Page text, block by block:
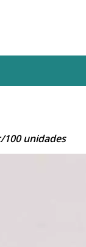
100 unidades